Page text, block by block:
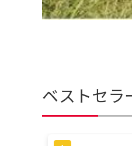
ベストセラ